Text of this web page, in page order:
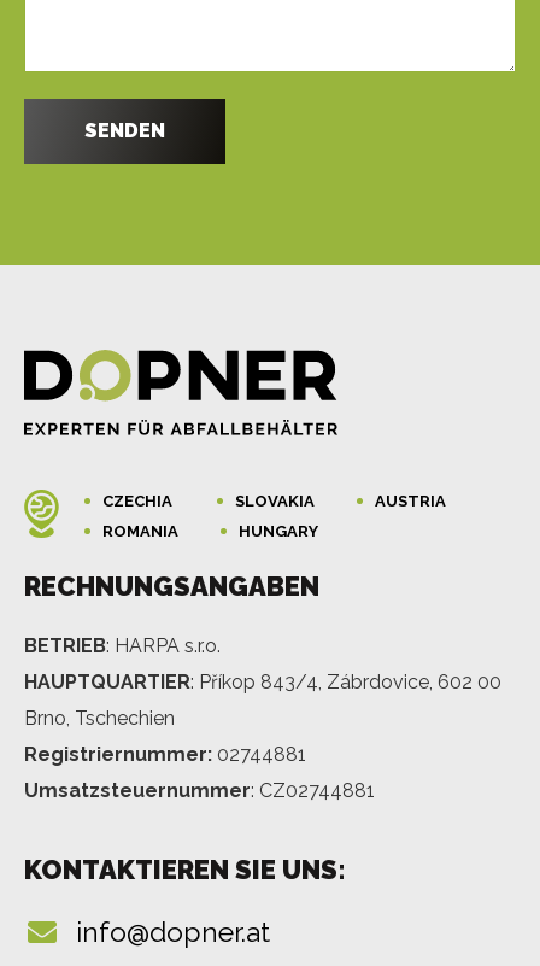
CZECHIA SLOVAKIA
AUSTRIA
ROMANIA
HUNGARY
RECHNUNGSANGABEN
BETRIEB: HARPA s.r.o.
HAUPTQUARTIER: Příkop 843/4, Zábrdovice, 602 00
Brno, Tschechien
Registriernummer: 02744881
Umsatzsteuernummer: CZ02744881
KONTAKTIEREN SIE UNS:
info@dopner.at